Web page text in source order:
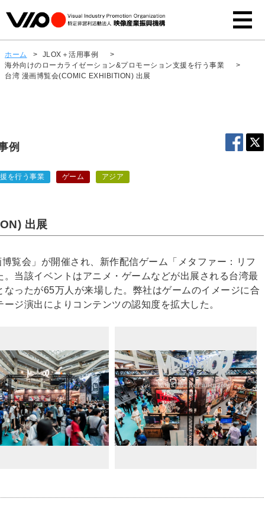
ホーム > JLOX＋活用事例
>
海外向けのローカライゼーション&プロモーション支援を行う事業
>
台湾 漫画博覧会(COMIC EXHIBITION) 出展
例
を行う事業 ゲーム アジア
出展
覧会」が開催され、新作配信ゲーム「メタファー：リフ
当該イベントはアニメ・ゲームなどが出展される台湾最
ったが65万人が来場した。弊社はゲームのイメージに合
ジ演出によりコンテンツの認知度を拡大した。